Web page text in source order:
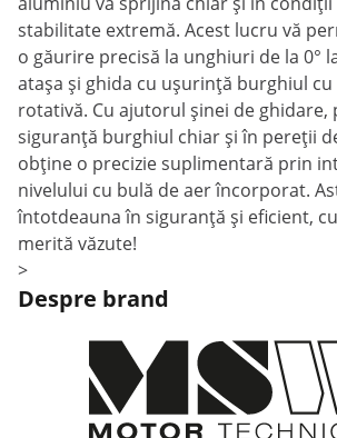
stabilitate extremă. Acest lucru vă
o găurire precisă la unghiuri de la 0°
atașa și ghida cu ușurință burghiul cu
rotativă. Cu ajutorul șinei de ghidare,
siguranță burghiul chiar și în pereții
obține o precizie suplimentară prin
nivelului cu bulă de aer încorporat.
întotdeauna în siguranță și eficient,
merită văzute!
>
Despre brand